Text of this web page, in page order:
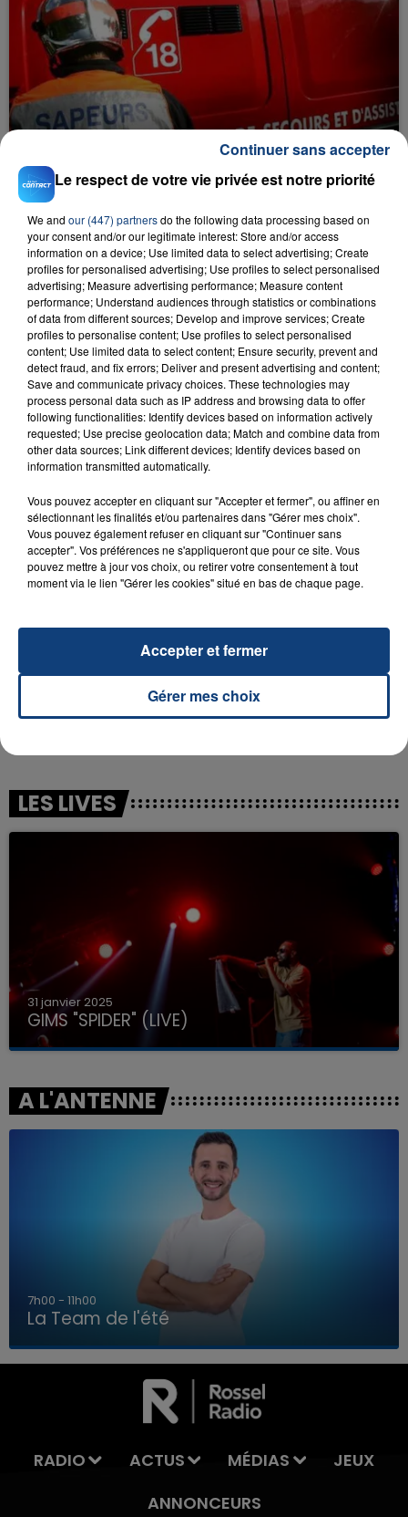
LA TEAM DE L'ÉTÉ
23 juillet 2026
INCENDIE MORTEL À LENS : UNE FEMME ET
SON BÉBÉ ENTRE LA VIE ET LA...
Un homme s'est immolé par le feu après avoir
aspergé sa compagne et leur bébé de trois mois
d'un liquide inflammable.
20 juillet 2026
UNE ADOLESCENTE DEVANT SE FAIRE
OPÉRER DE LA CHEVILLE RESSORT DE LA...
La famille a porté plainte contre la clinique qui a
reconnu sa responsabilité et présenté ses
excuses.
15h32
15h32 15h29
15h29
LES LIVES
31 janvier 2025
GIMS "SPIDER" (LIVE)
A L'ANTENNE
7h00 - 11h00
La Team de l'été
RADIO ACTUS MÉDIAS
JEUX
ANNONCEURS
Le respect de votre vie privée est notre priorité
We and our (447) partnersdo the following data processing based on
your consent and/or our legitimate interest: Store and/or access
information on a device; Use limited data to select advertising; Create
profiles for personalised advertising; Use profiles to select personalised
advertising; Measure advertising performance; Measure content
performance; Understand audiences through statistics or combinations
of data from different sources; Develop and improve services; Create
profiles to personalise content; Use profiles to select personalised
content; Use limited data to select content; Ensure security, prevent and
detect fraud, and fix errors; Deliver and present advertising and content;
Save and communicate privacy choices. These technologies may
process personal data such as IP address and browsing data to offer
following functionalities: Identify devices based on information actively
requested; Use precise geolocation data; Match and combine data from
other data sources; Link different devices; Identify devices based on
information transmitted automatically.
Vous pouvez accepter en cliquant sur "Accepter et fermer", ou affiner en
sélectionnant les finalités et/ou partenaires dans "Gérer mes choix".
Vous pouvez également refuser en cliquant sur "Continuer sans
accepter". Vos préférences ne s'appliqueront que pour ce site. Vous
pouvez mettre à jour vos choix, ou retirer votre consentement à tout
moment via le lien "Gérer les cookies" situé en bas de chaque page.
Gérer mes choix
Accepter et fermer
Continuer sans accepter